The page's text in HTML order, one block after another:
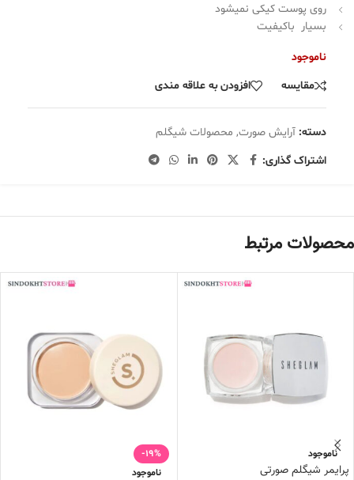
روی پوست کیکی نمیشود
بسیار باکیفیت
ناموجود
مقایسه
افزودن به علاقه مندی
دسته: آرایش صورت, محصولات شیگلم
اشتراک گذاری:
محصولات مرتبط
ناموجود
پرایمر شیگلم صورتی
-19%
ناموجود